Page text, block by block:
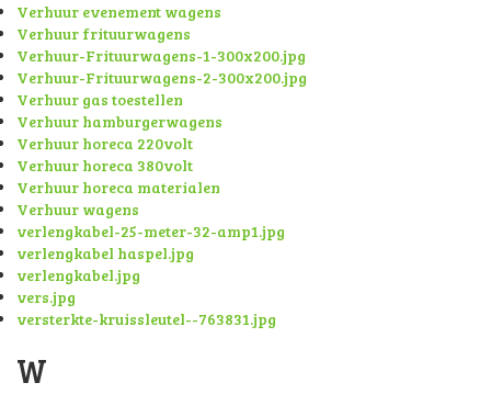
Verhuur evenement wagens
Verhuur frituurwagens
Verhuur-Frituurwagens-1-300x200.jpg
Verhuur-Frituurwagens-2-300x200.jpg
Verhuur gas toestellen
Verhuur hamburgerwagens
Verhuur horeca 220volt
Verhuur horeca 380volt
Verhuur horeca materialen
Verhuur wagens
verlengkabel-25-meter-32-amp1.jpg
verlengkabel haspel.jpg
verlengkabel.jpg
vers.jpg
versterkte-kruissleutel--763831.jpg
W